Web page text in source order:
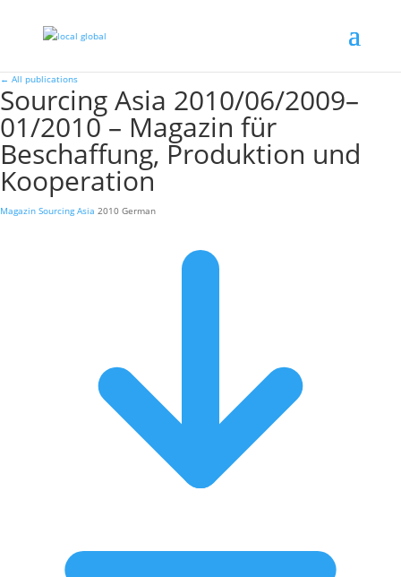
← All publications
Sourcing Asia 2010/06/2009–
01/2010 – Magazin für
Beschaffung, Produktion und
Kooperation
Magazin Sourcing Asia 2010 German